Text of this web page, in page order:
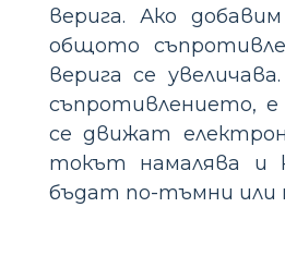
верига. Ако
общото
верига се
съпротивлението,
се движат
токът намалява и
бъдат по-тъмни